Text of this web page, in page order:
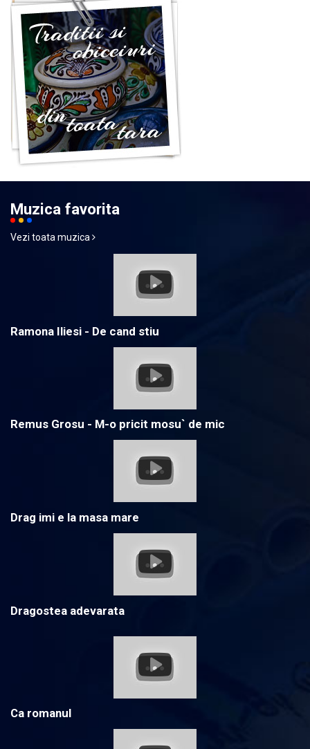
Muzica favorita
Vezi toata muzica
Ramona Iliesi - De cand stiu
Remus Grosu - M-o pricit mosu` de mic
Drag imi e la masa mare
Dragostea adevarata
Ca romanul